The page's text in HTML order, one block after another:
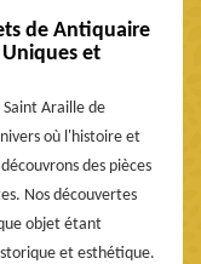
de Antiquaire
et
Saint Araille de
où l'histoire et
des pièces
Nos découvertes
objet étant
et esthétique.